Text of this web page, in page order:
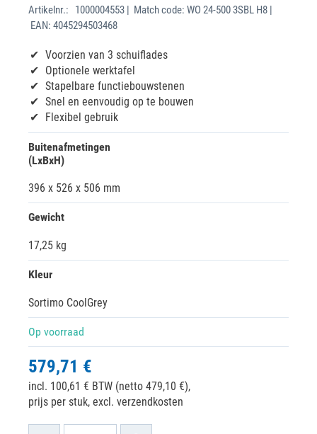
Artikelnr.:
1000004553 | Match code: WO 24-500 3SBL H8 |
EAN: 4045294503468
Voorzien van 3 schuiflades
Optionele werktafel
Stapelbare functiebouwstenen
Snel en eenvoudig op te bouwen
Flexibel gebruik
Buitenafmetingen
(LxBxH)
396 x 526 x 506 mm
Gewicht
17,25 kg
Kleur
Sortimo CoolGrey
Op voorraad
579,71 €
incl. 100,61 € BTW (netto 479,10 €),
prijs per stuk, excl. verzendkosten